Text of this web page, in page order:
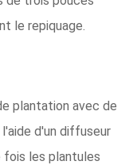
le repiquage.
plantation avec de
d'un diffuseur
fois les plantules